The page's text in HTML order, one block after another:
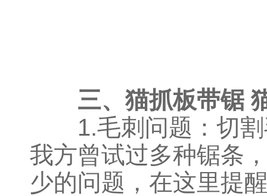
三、猫抓板带锯 猫
1.毛刺问题：切割
我方曾试过多种锯条
少的问题，在这里提